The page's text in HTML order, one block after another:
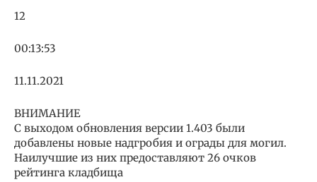
12
00:13:53
11.11.2021
ВНИМАНИЕ
С выходом обновления версии 1.403 были
добавлены новые надгробия и ограды для могил.
Наилучшие из них предоставляют 26 очков
рейтинга кладбища